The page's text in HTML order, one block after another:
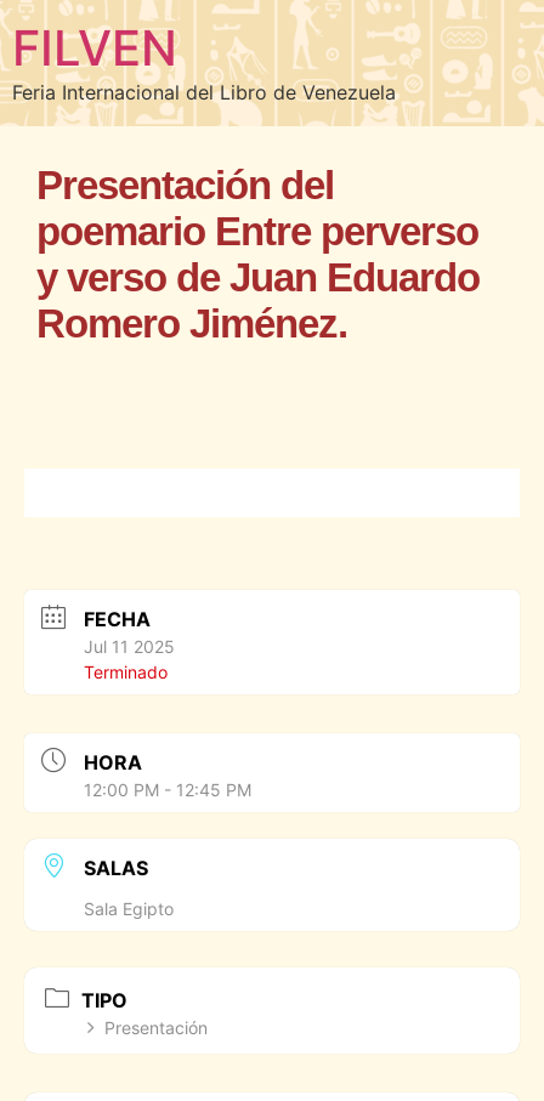
FILVEN
Feria Internacional del Libro de Venezuela
Presentación del
poemario Entre perverso
y verso de Juan Eduardo
Romero Jiménez.
FECHA
Jul 11 2025
Terminado
HORA
12:00 PM - 12:45 PM
SALAS
Sala Egipto
TIPO
Presentación